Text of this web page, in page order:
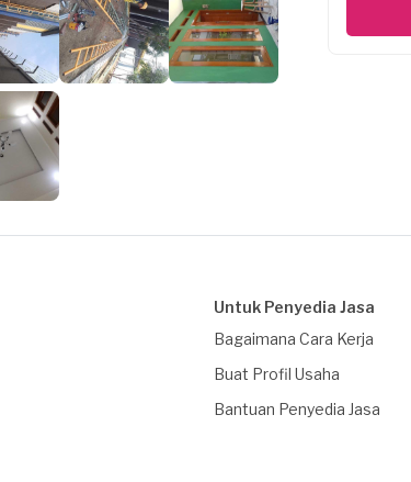
Untuk Penyedia Jasa
Bagaimana Cara Kerja
Buat Profil Usaha
Bantuan Penyedia Jasa